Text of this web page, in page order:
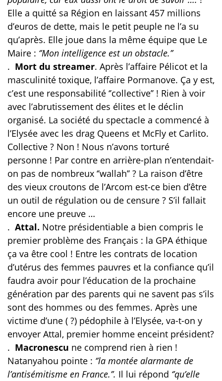
Elle a quitté sa Région en laissant 457 millions
d’euros de dette, mais le petit peuple ne l’a su
qu’après. Elle joue dans la même équipe que Le
Maire : ‘’Mon intelligence est un obstacle.’’
. Mort du streamer. Après l’affaire Pélicot et la
masculinité toxique, l’affaire Pormanove. Ça y est,
c’est une responsabilité ‘’collective’’ ! Rien à voir
avec l’abrutissement des élites et le déclin
organisé. La société du spectacle a commencé à
l’Elysée avec les drag Queens et McFly et Carlito.
Collective ? Non ! Nous n’avons torturé
personne ! Par contre en arrière-plan n’entendait-
on pas de nombreux ‘’wallah’’ ? La raison d’être
des vieux croutons de l’Arcom est-ce bien d’être
un outil de régulation ou de censure ? S’il fallait
encore une preuve …
. Attal. Notre présidentiable a bien compris le
premier problème des Français : la GPA éthique
ça va être cool ! Entre les contrats de location
d’utérus des femmes pauvres et la confiance qu’il
faudra avoir pour l’éducation de la prochaine
génération par des parents qui ne savent pas s’ils
sont des hommes ou des femmes. Après une
victime d’une ( ?) pédophile à l’Elysée, va-t-on y
envoyer Attal, premier homme enceint président?
. Macronescu ne comprend rien à rien !
Natanyahou pointe : ‘’la montée alarmante de
l’antisémitisme en France.’’. Il lui répond ‘’qu’elle